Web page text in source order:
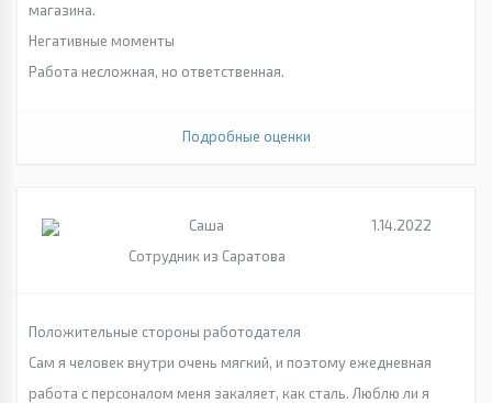
магазина.
Негативные моменты
Работа несложная, но ответственная.
Подробные оценки
Саша
Сотрудник из Саратова
1.14.2022
Положительные стороны работодателя
Сам я человек внутри очень мягкий, и поэтому ежедневная
работа с персоналом меня закаляет, как сталь. Люблю ли я